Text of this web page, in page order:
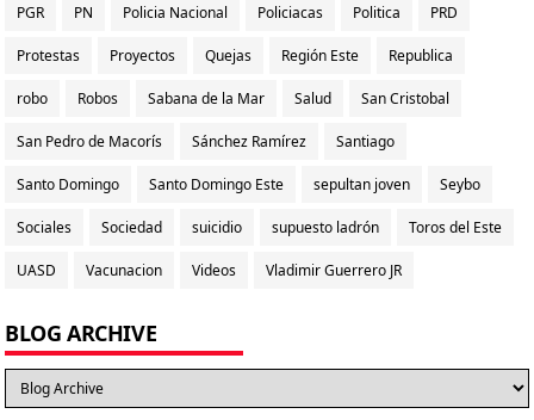
PGR PN Policia Nacional Policiacas Politica PRD
Protestas Proyectos Quejas Región Este Republica
robo Robos Sabana de la Mar Salud San Cristobal
San Pedro de Macorís Sánchez Ramírez Santiago
Santo Domingo Santo Domingo Este sepultan joven Seybo
Sociales Sociedad suicidio supuesto ladrón Toros del Este
UASD Vacunacion Videos Vladimir Guerrero JR
BLOG ARCHIVE